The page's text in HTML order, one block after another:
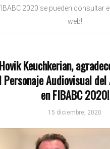
2020 se pueden consultar
web!
Keuchkerian,
Personaje Audiovisual
en FIBABC 2020!
15 diciembre, 2020